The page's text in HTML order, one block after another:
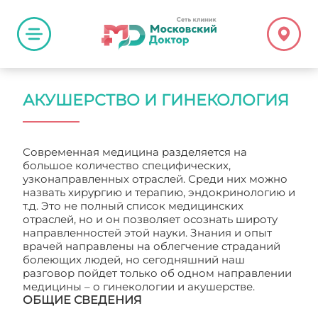
АКУШЕРСТВО И ГИНЕКОЛОГИЯ
Современная медицина разделяется на
большое количество специфических,
узконаправленных отраслей. Среди них можно
назвать хирургию и терапию, эндокринологию и
т.д. Это не полный список медицинских
отраслей, но и он позволяет осознать широту
направленностей этой науки. Знания и опыт
врачей направлены на облегчение страданий
болеющих людей, но сегодняшний наш
разговор пойдет только об одном направлении
медицины – о гинекологии и акушерстве.
ОБЩИЕ СВЕДЕНИЯ